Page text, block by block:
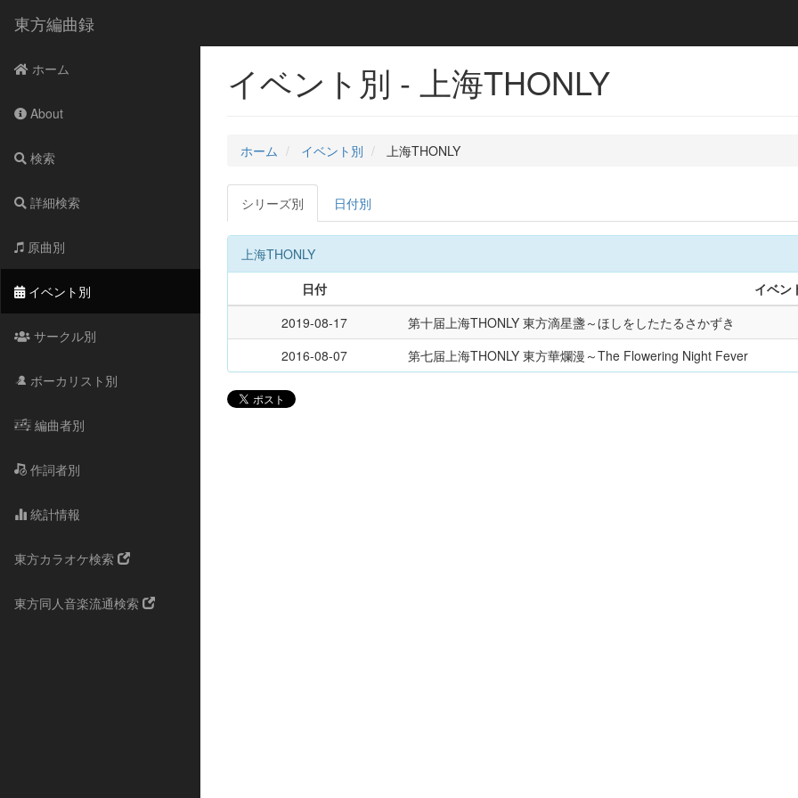
東方編曲録
ホーム
About
検索
詳細検索
原曲別
イベント別
サークル別
ボーカリスト別
編曲者別
作詞者別
統計情報
東方カラオケ検索
東方同人音楽流通検索
イベント別 - 上海THONLY
ホーム イベント別 上海THONLY
シリーズ別 日付別
上海THONLY
日付
イベン
2019-08-17
第十届上海THONLY 東方滴星盞～ほしをしたたるさかずき
2016-08-07
第七届上海THONLY 東方華爛漫～The Flowering Night Fever